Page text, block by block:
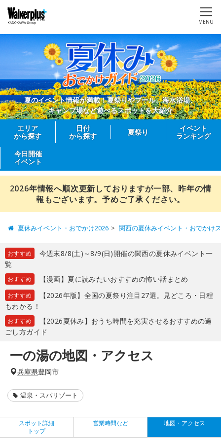
MENU
夏のイベント情報が満載！夏祭りやプール、海水浴場、
キャンプ場など遊べるスポットを大紹介
エリア
から探す
日付
から探す
夏祭り
イベント
ランキング
今日開催
イベント
2026年情報へ順次更新しておりますが一部、昨年の情
報もございます。予めご了承ください。
夏休みイベント・おでかけ2026 関西の夏休みイベント・おでかけ
おすすめ
今週末8/8(土)～8/9(日)開催の関西の夏休みイベント一
覧
おすすめ 【漫画】夏に読みたいおすすめの怖い話まとめ
おすすめ
【2026年版】全国の夏祭り注目27選。見どころ・日程
もわかる！
おすすめ
【2026夏休み】おうち時間を充実させるおすすめの過
ごし方ガイド
一の湯の地図・アクセス
兵庫県豊岡市
温泉・スパリゾート
スポット詳細
トップ
営業時間など 地図・アクセス